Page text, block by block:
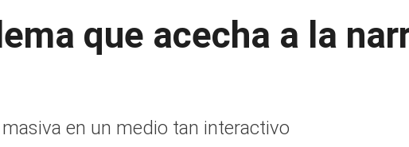
que acecha a la
en un medio tan interactivo